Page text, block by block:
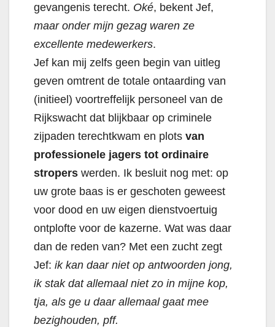
gevangenis terecht. Oké, bekent Jef,
maar onder mijn gezag waren ze
excellente medewerkers.
Jef kan mij zelfs geen begin van uitleg
geven omtrent de totale ontaarding van
(initieel) voortreffelijk personeel van de
Rijkswacht dat blijkbaar op criminele
zijpaden terechtkwam en plots van
professionele jagers tot ordinaire
stropers werden. Ik besluit nog met: op
uw grote baas is er geschoten geweest
voor dood en uw eigen dienstvoertuig
ontplofte voor de kazerne. Wat was daar
dan de reden van? Met een zucht zegt
Jef: ik kan daar niet op antwoorden jong,
ik stak dat allemaal niet zo in mijne kop,
tja, als ge u daar allemaal gaat mee
bezighouden, pff.